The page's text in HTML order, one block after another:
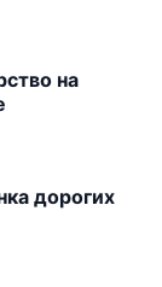
на
дорогих